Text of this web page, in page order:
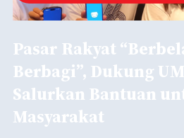
Pasar Rakyat
Berbagi”, Dukung
Salurkan Bantuan
Masyarakat